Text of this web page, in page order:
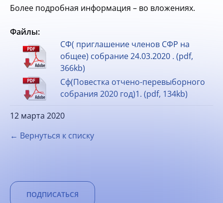
Более подробная информация – во вложениях.
Файлы:
СФ( приглашение членов СФР на
общее) собрание 24.03.2020 . (pdf,
366kb)
Сф(Повестка отчено-перевыборного
собрания 2020 год)1. (pdf, 134kb)
12 марта 2020
← Вернуться к списку
ПОДПИСАТЬСЯ